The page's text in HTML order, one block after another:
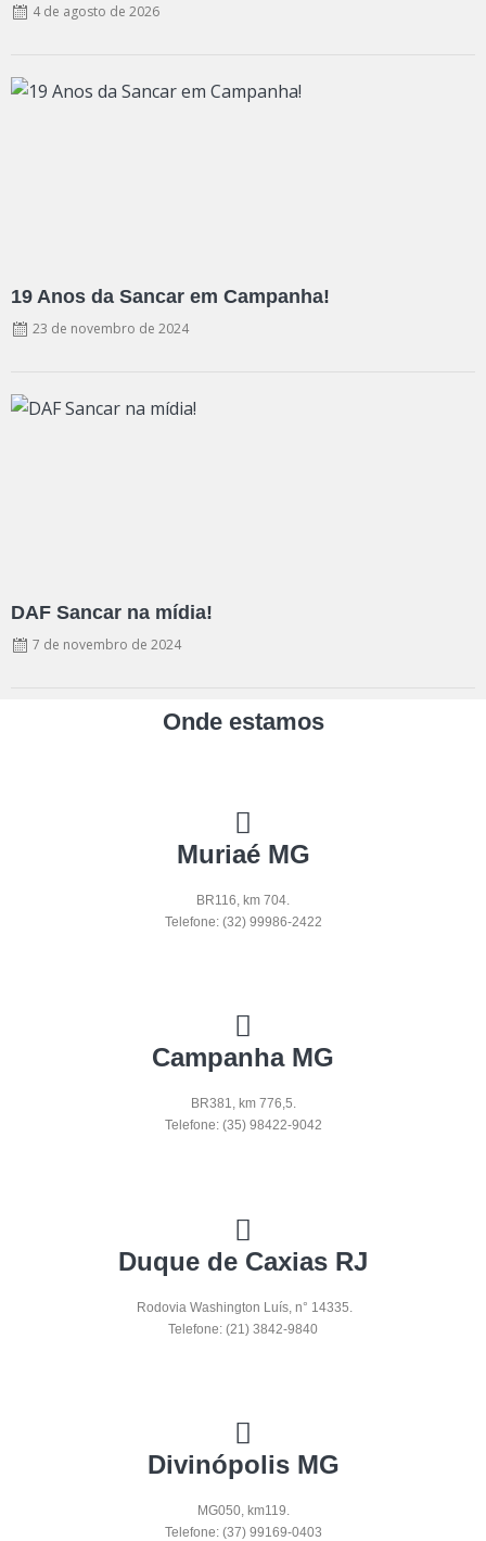
4 de agosto de 2026
19 Anos da Sancar em Campanha!
23 de novembro de 2024
DAF Sancar na mídia!
7 de novembro de 2024
Onde estamos
Muriaé MG
BR116, km 704.
Telefone: (32) 99986-2422
Campanha MG
BR381, km 776,5.
Telefone: (35) 98422-9042
Duque de Caxias RJ
Rodovia Washington Luís, n° 14335.
Telefone: (21) 3842-9840
Divinópolis MG
MG050, km119.
Telefone: (37) 99169-0403